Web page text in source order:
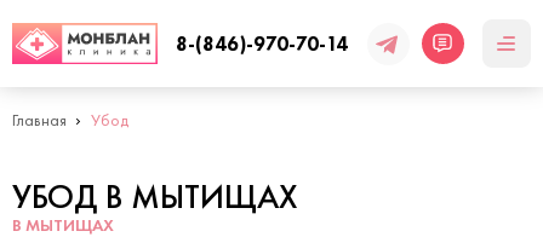
8-(846)-970-70-14
Главная Убод
УБОД В МЫТИЩАХ
В МЫТИЩАХ